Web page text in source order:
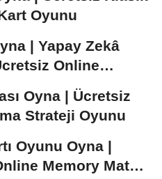
Oyunu
| Yapay Zekâ
Online
Oyna | Ücretsiz
Strateji Oyunu
Oyunu Oyna |
Memory Match